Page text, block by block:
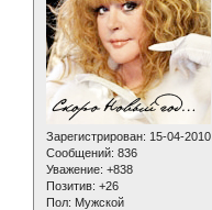
Зарегистрирован: 15-04-2010
Сообщений: 836
Уважение: +838
Позитив: +26
Пол: Мужской